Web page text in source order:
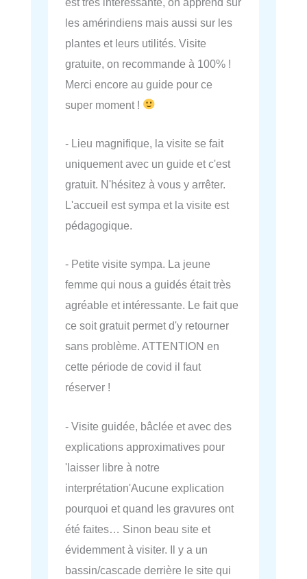
les amérindiens mais aussi sur les
plantes et leurs utilités. Visite
gratuite, on recommande à 100% !
Merci encore au guide pour ce
super moment !
- Lieu magnifique, la visite se fait
uniquement avec un guide et c'est
gratuit. N'hésitez à vous y arrêter.
L'accueil est sympa et la visite est
pédagogique.
- Petite visite sympa. La jeune
femme qui nous a guidés était très
agréable et intéressante. Le fait que
ce soit gratuit permet d'y retourner
sans problème. ATTENTION en
cette période de covid il faut
réserver !
- Visite guidée, bâclée et avec des
explications approximatives pour
'laisser libre à notre
interprétation'Aucune explication
pourquoi et quand les gravures ont
été faites… Sinon beau site et
évidemment à visiter. Il y a un
bassin/cascade derrière le site qui